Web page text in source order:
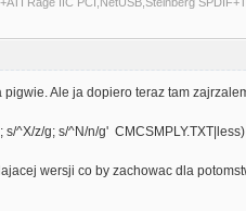
Ale ja dopiero teraz tam
s/^X/z/g; s/^N/n/g'
wersji co by zachowac dla